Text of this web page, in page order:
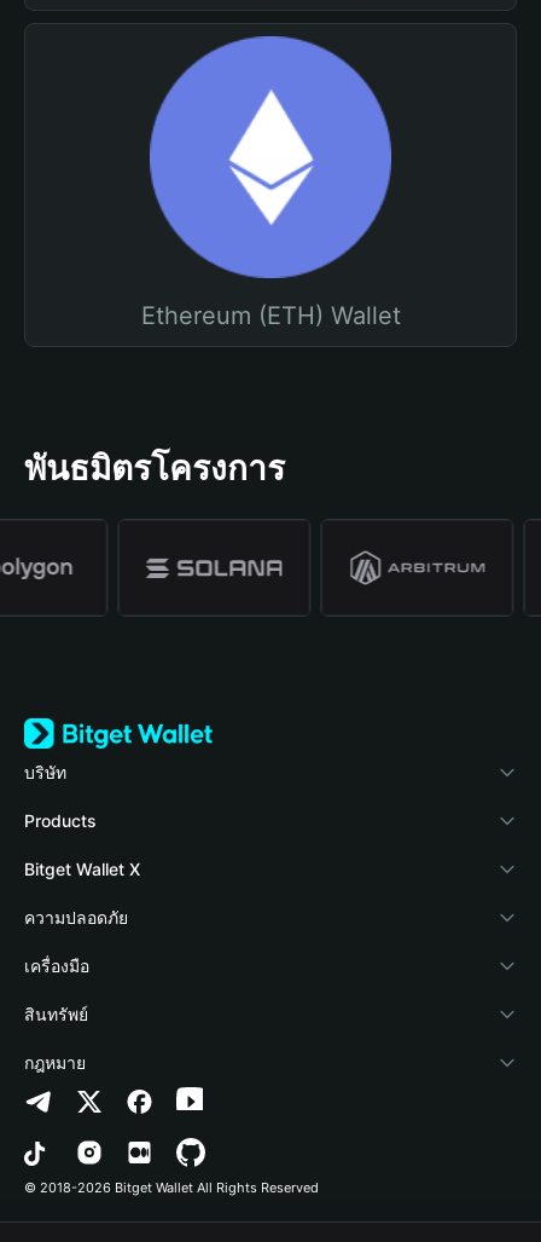
Ethereum (ETH) Wallet
พันธมิตรโครงการ
บริษัท
เกี่ยวกับ Bitget Wallet
Blog
Academy
ข่าวสารด้านคริปโต
ศูนย์ช่วยเหลือ
ติดต่อเรา
ทรัพยากรข้อมูลของแบรนด์
อาชีพ
Products
Crypto Card
Stablecoin Earn
Payfi Crypto
Crypto Swap API
Altcoin Season Index
Prediction Markets
DApp
Bitget Wallet X
นักพัฒนา
เชื่อมต่อ Wallet
Bitget Wallet Pay
ลิสต์โปรเจกต์
ความปลอดภัย
Protection Fund
เทคโนโลยีความปลอดภัย
เครื่องมือ
ซื้อคริปโต
การตรวจจับการอนุญาต
การตรวจจับสัญญา
การโอนเป็นชุด
สินทรัพย์
Arbitrum
Avalanche
Bitcoin
กฎหมาย
นโยบายความเป็นส่วนตัว
ข้อตกลงในการใช้บริการ
© 2018-2026 Bitget Wallet All Rights Reserved